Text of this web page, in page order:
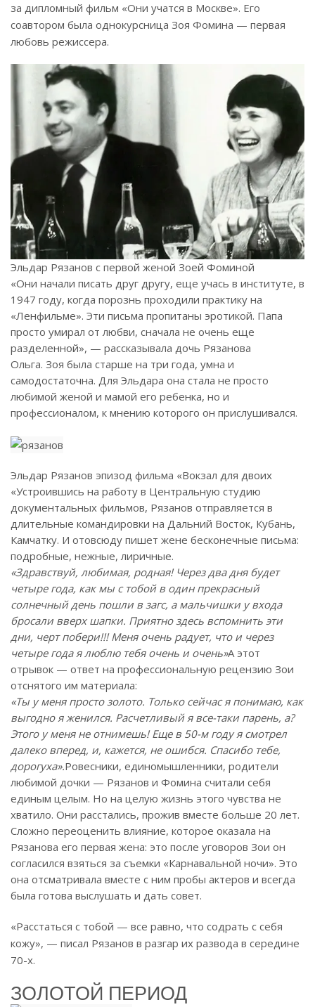
за дипломный фильм «Они учатся в Москве». Его
соавтором была однокурсница Зоя Фомина — первая
любовь режиссера.
Эльдар Рязанов с первой женой Зоей Фоминой
«Они начали писать друг другу, еще учась в институте, в
1947 году, когда порознь проходили прак­тику на
«Ленфильме». Эти письма пропитаны эротикой. Папа
просто умирал от любви, сначала не очень еще
разделенной», — рассказывала дочь Рязанова
Ольга. Зоя была старше на три года, умна и
самодостаточна. Для Эльдара она стала не просто
любимой женой и мамой его ребенка, но и
профессионалом, к мнению которого он прислушивался.
Эльдар Рязанов эпизод фильма «Вокзал для двоих
«Устроившись на работу в Центральную студию
документальных фильмов, Рязанов отправляется в
длительные командировки на Дальний Восток, Кубань,
Камчатку. И отовсюду пишет жене бесконечные письма:
подробные, нежные, лиричные.
«Здравствуй, любимая, родная! Через два дня будет
четыре года, как мы с тобой в один прекрасный
солнечный день пошли в загс, а мальчишки у входа
бросали вверх шапки. Приятно здесь вспомнить эти
дни, черт побери!!! Меня очень радует, что и через
четыре года я люблю тебя очень и очень»А этот
отрывок — ответ на профессиональную рецензию Зои
отснятого им материала:
«Ты у меня просто золото. Только сейчас я понимаю, как
выгодно я женился. Расчетливый я все-таки парень, а?
Этого у меня не отнимешь! Еще в 50-м году я смотрел
далеко вперед, и, кажется, не ошибся. Спасибо тебе,
дорогуха».Ровесники, единомышленники, родители
любимой дочки — Рязанов и Фомина считали себя
единым целым. Но на целую жизнь этого чувства не
хватило. Они расстались, прожив вместе больше 20 лет.
Сложно переоценить влияние, которое оказала на
Рязанова его первая жена: это после уговоров Зои он
согласился взяться за съемки «Карнавальной ночи». Это
она отсматривала вместе с ним пробы актеров и всегда
была готова выслушать и дать совет.
«Расстаться с тобой — все равно, что содрать с себя
кожу», — писал Рязанов в разгар их развода в середине
70-х.
ЗОЛОТОЙ ПЕРИОД